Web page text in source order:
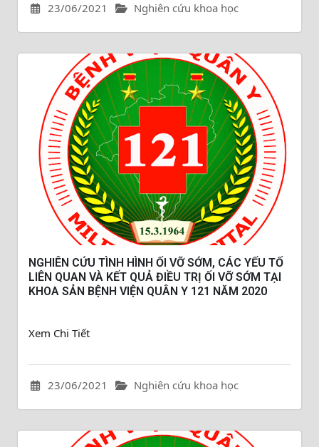
23/06/2021 Nghiên cứu khoa học
NGHIÊN CỨU TÌNH HÌNH ỐI VỠ SỚM, CÁC YẾU TỐ
LIÊN QUAN VÀ KẾT QUẢ ĐIỀU TRỊ ỐI VỠ SỚM TẠI
KHOA SẢN BỆNH VIỆN QUÂN Y 121 NĂM 2020
23/06/2021 Nghiên cứu khoa học
Xem Chi Tiết